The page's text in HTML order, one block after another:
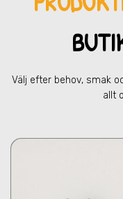
Välj efter behov, smak
allt